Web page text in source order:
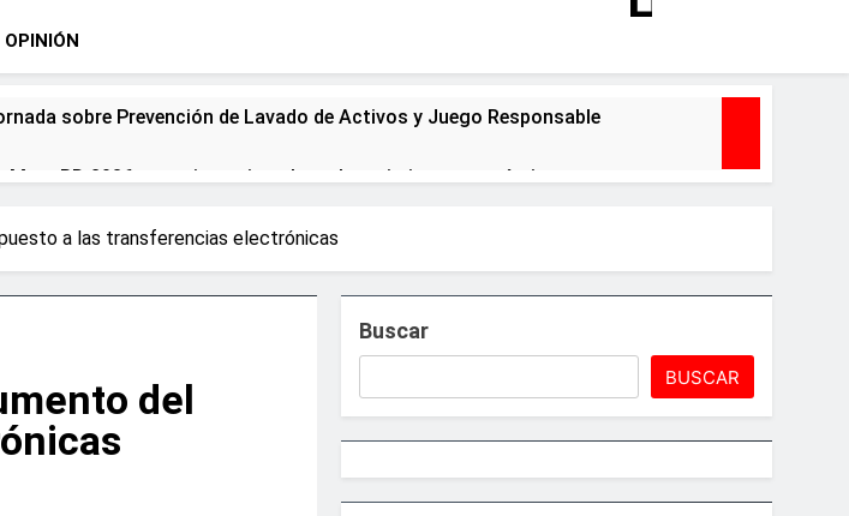
OPINIÓN
sobre Prevención de Lavado de Activos y Juego Responsable
RD 2036 con miras a impulsar el crecimiento económico
amenazas EU
con el programa PRONAMEC
metros planos
sobre proyecto de Ley General de Juegos de Azar
a las transferencias electrónicas
del
Buscar
BUSCAR